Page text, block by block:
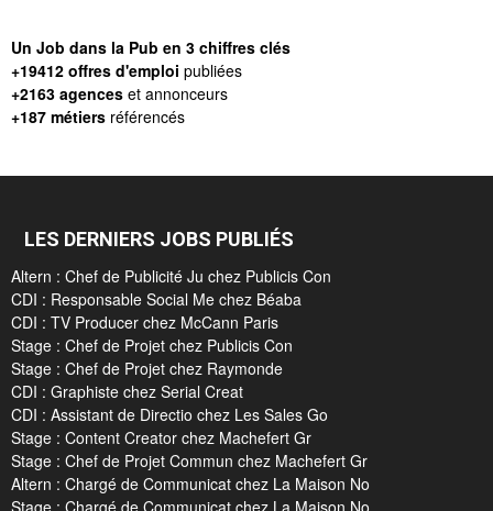
Un Job dans la Pub en 3 chiffres clés
+19412 offres d'emploi publiées
+2163 agences et annonceurs
+187 métiers référencés
LES DERNIERS JOBS PUBLIÉS
Altern : Chef de Publicité Ju chez Publicis Con
CDI : Responsable Social Me chez Béaba
CDI : TV Producer chez McCann Paris
Stage : Chef de Projet chez Publicis Con
Stage : Chef de Projet chez Raymonde
CDI : Graphiste chez Serial Creat
CDI : Assistant de Directio chez Les Sales Go
Stage : Content Creator chez Machefert Gr
Stage : Chef de Projet Commun chez Machefert Gr
Altern : Chargé de Communicat chez La Maison No
Stage : Chargé de Communicat chez La Maison No